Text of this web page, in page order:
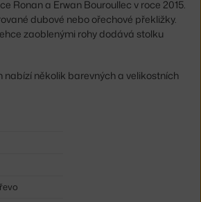
Ronan a Erwan Bouroullec v roce 2015.
dubové nebo ořechové překližky.
zaoblenými rohy dodává stolku
nabízí několik barevných a velikostních